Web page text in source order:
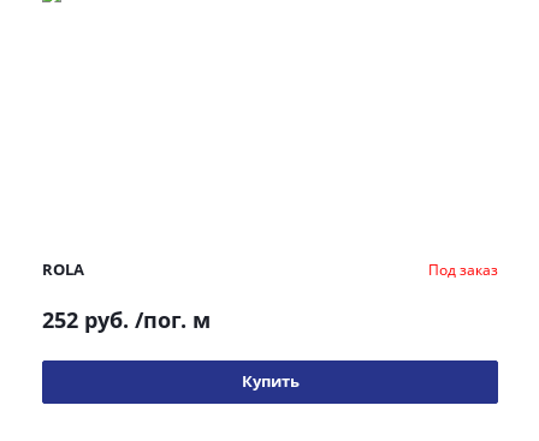
ROLA Под заказ
252 руб. /пог. м
Купить